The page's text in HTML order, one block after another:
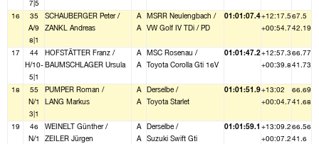
7|5
16
35
A/9
8|1
SCHAUBERGER Peter /
ZANKL Andreas
A
A
MSRR Neulengbach /
VW Golf IV TDi / PD
01:01:07.4+12:17.5
+00:54.7
67.5
42.19
17
44
H/10-
5|1
HOFSTÄTTER Franz /
BAUMSCHLAGER Ursula
A
A
MSC Rosenau /
Toyota Corolla Gti 16V
01:01:47.2+12:57.3
+00:39.8
66.77
41.73
18
55
N/1
3|1
PUMPER Roman /
LANG Markus
A
A
Derselbe /
Toyota Starlet
01:01:51.9+13:02
+00:04.7
66.69
41.68
19
46
N/1
WEINELT Günther /
ZEILER Jürgen
A
A
Derselbe /
Suzuki Swift Gti
01:01:59.1 +13:09.2
+00:07.2
66.56
41.6